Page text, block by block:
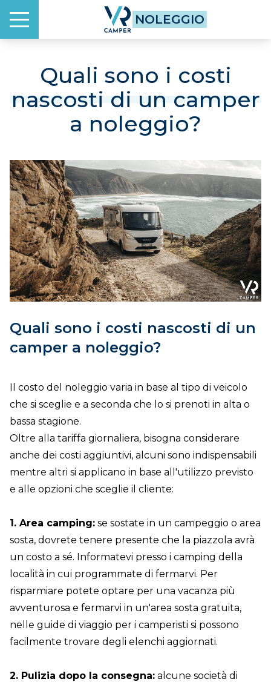
Menu
Homepage
NOLEGGIO
NOLEGGIO
QUANTO CONVIENE
COME FUNZIONA
UNA ESPERIENZA ESCLUSIVA
DOVE
Quali sono i costi
nascosti di un camper
a noleggio?
Quali sono i costi nascosti di un
camper a noleggio?
Il costo del noleggio varia in base al tipo di veicolo
che si sceglie e a seconda che lo si prenoti in alta o
bassa stagione.
Oltre alla tariffa giornaliera, bisogna considerare
anche dei costi aggiuntivi, alcuni sono indispensabili
mentre altri si applicano in base all'utilizzo previsto
e alle opzioni che sceglie il cliente:
1. Area camping: se sostate in un campeggio o area
sosta, dovrete tenere presente che la piazzola avrà
un costo a sé. Informatevi presso i camping della
località in cui programmate di fermarvi. Per
risparmiare potete optare per una vacanza più
avventurosa e fermarvi in un'area sosta gratuita,
nelle guide di viaggio per i camperisti si possono
facilmente trovare degli elenchi aggiornati.
2. Pulizia dopo la consegna: alcune società di